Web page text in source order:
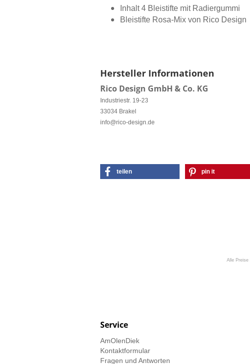
Inhalt 4 Bleistifte mit Radiergummi
Bleistifte Rosa-Mix von Rico Design
Hersteller Informationen
Rico Design GmbH & Co. KG
Industriestr. 19-23
33034 Brakel
info@rico-design.de
teilen pin it
Alle Preise
Service
AmOlenDiek
Kontaktformular
Fragen und Antworten